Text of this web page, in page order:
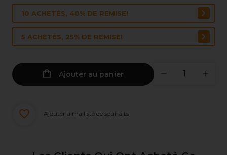
10 ACHETÉS, 40% DE REMISE!
5 ACHETÉS, 25% DE REMISE!
Ajouter au panier
Ajouter à ma liste de souhaits